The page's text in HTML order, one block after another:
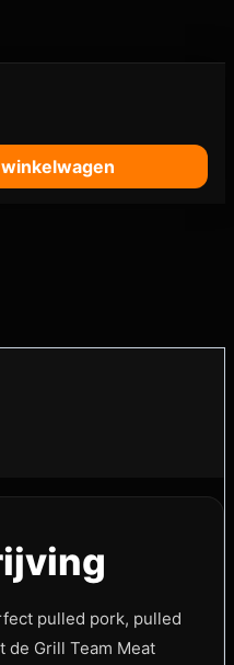
pulled pork, pulled
de Grill Team Meat